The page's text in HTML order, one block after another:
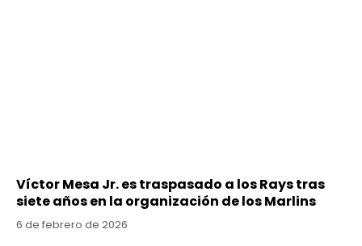
Víctor Mesa Jr. es traspasado a los Rays tras
siete años en la organización de los Marlins
6 de febrero de 2026